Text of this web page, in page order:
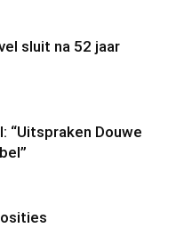
sluit na 52 jaar
“Uitspraken Douwe